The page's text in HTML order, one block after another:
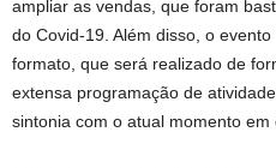
ampliar as vendas, que foram
do Covid-19. Além disso, o
formato, que será realizado de
extensa programação de
sintonia com o atual momento em